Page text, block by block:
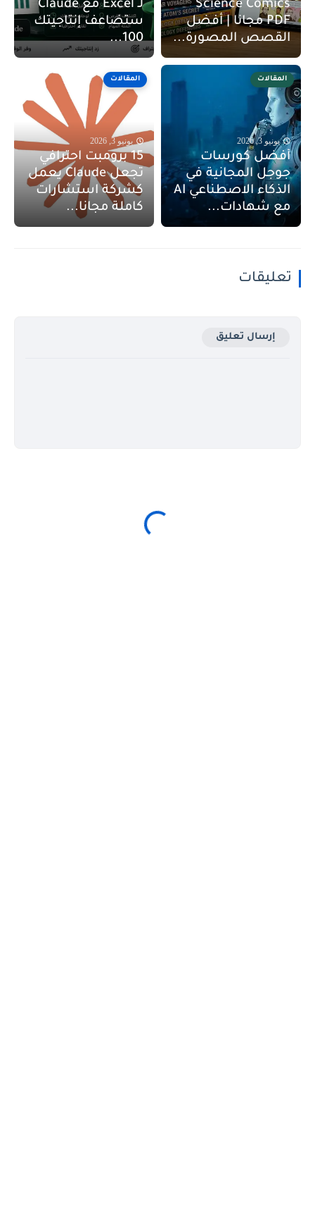
Science Comics
PDF مجانا | أفضل
القصص المصورة...
لـ Excel مع Claude
ستضاعف إنتاجيتك
100...
المقالات
يونيو 3, 2026
أفضل كورسات
جوجل المجانية في
الذكاء الاصطناعي AI
مع شهادات...
المقالات
يونيو 3, 2026
15 برومبت احترافي
تجعل Claude يعمل
كشركة استشارات
كاملة مجانا...
تعليقات
إرسال تعليق